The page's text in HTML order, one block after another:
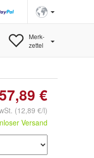
Merk-
zettel
€
(12,89 €/l)
Versand